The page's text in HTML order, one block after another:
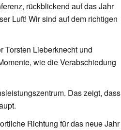
rückblickend auf das Jahr
Luft! Wir sind auf dem richtigen
Torsten Lieberknecht und
wie die Verabschiedung
Das zeigt, dass
Richtung für das neue Jahr